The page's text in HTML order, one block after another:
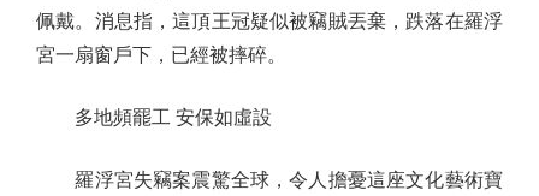
佩戴。消息指，這頂王冠疑似被竊賊丟棄，跌落在羅浮
宮一扇窗戶下，已經被摔碎。
多地頻罷工 安保如虛設
羅浮宮失竊案震驚全球，令人擔憂這座文化藝術寶